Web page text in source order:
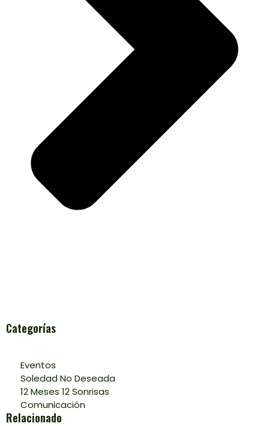
Categorías
Eventos
Soledad No Deseada
12 Meses 12 Sonrisas
Comunicación
Relacionado